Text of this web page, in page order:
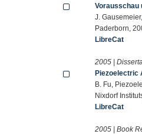
Vorausschau
J.
Paderborn,
LibreCat
2005 |
Piezoelectric
B. Fu,
Nixdorf
LibreCat
2005 | Book